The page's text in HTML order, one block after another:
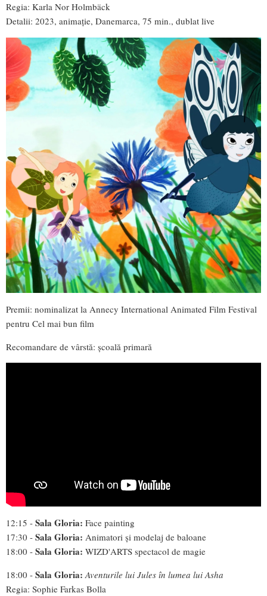
Regia: Karla Nor Holmbäck
Detalii: 2023, animație, Danemarca, 75 min., dublat live
Premii: nominalizat la Annecy International Animated Film Festival
pentru Cel mai bun film
Recomandare de vârstă: școală primară
12:15 - Sala Gloria: Face painting
17:30 - Sala Gloria: Animatori și modelaj de baloane
18:00 - Sala Gloria: WIZD'ARTS spectacol de magie
18:00 - Sala Gloria:Aventurile lui Jules în lumea lui Asha
Regia: Sophie Farkas Bolla